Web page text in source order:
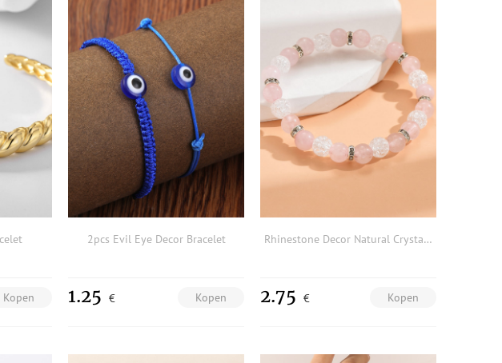
Kopen
2pcs Evil Eye Decor Bracelet
Kopen
1.25 €
Rhinestone Decor Natural Crystal Beaded Bracelet
Kopen
2.75 €